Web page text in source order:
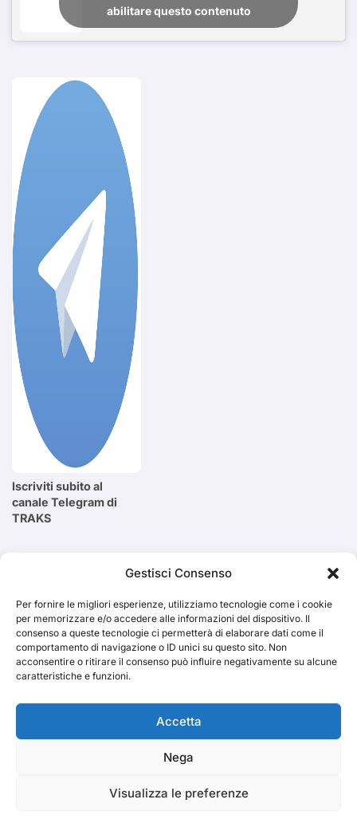
Gestisci Consenso
Per fornire le migliori esperienze, utilizziamo tecnologie come i cookie
per memorizzare e/o accedere alle informazioni del dispositivo. Il
consenso a queste tecnologie ci permetterà di elaborare dati come il
comportamento di navigazione o ID unici su questo sito. Non
acconsentire o ritirare il consenso può influire negativamente su alcune
caratteristiche e funzioni.
Accetta
Nega
Visualizza le preferenze
abilitare questo contenuto
Iscriviti subito al
canale Telegram di
TRAKS
Cerca
TRAKS
Dal 2014 musica indipendente ed emergente